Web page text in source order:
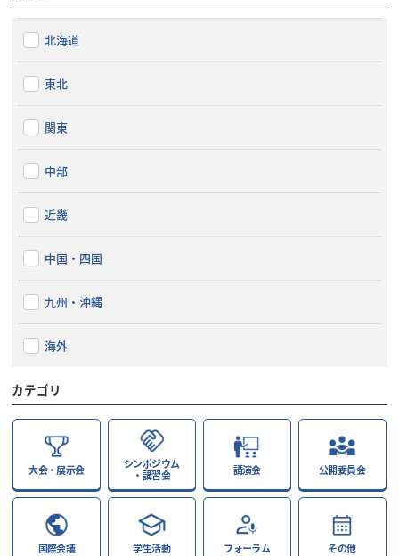
北海道
東北
関東
中部
近畿
中国・四国
九州・沖縄
海外
カテゴリ
大会・展示会
シンポジウム
・講習会
講演会 公開委員会
国際会議 学生活動 フォーラム その他